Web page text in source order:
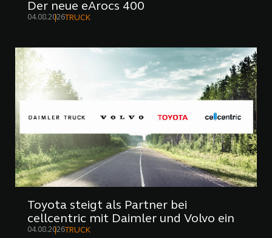
Der neue eArocs 400
04.08.2026 TRUCK
Toyota steigt als Partner bei
cellcentric mit Daimler und Volvo ein
04.08.2026TRUCK